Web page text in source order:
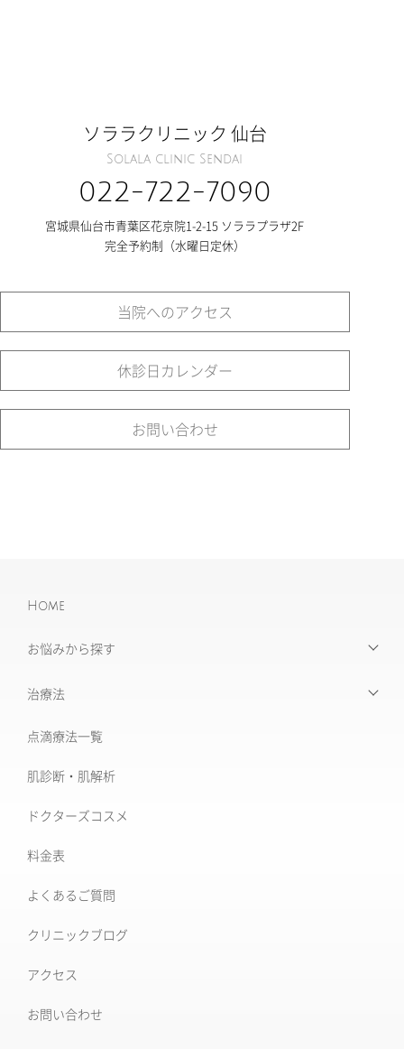
ソララクリニック 仙台
Solala clinic Sendai
022-722-7090
宮城県仙台市青葉区花京院1-2-15 ソララプラザ2F
完全予約制（水曜日定休）
当院へのアクセス
休診日カレンダー
お問い合わせ
Home
お悩みから探す
【お悩みから探す】INDEX
たるみ治療
美肌治療・肌育
シミ取り治療
ニキビ治療専門外来
治療法
治療機器・設備一覧
フォトナ6D/4D
ソフウェーブ
XERF (ザーフ)
ワンダーフェイスプロ
ルビーフラクショナル
肝斑改善集中プラン
HARG＋療法
点滴療法一覧
肌診断・肌解析
ドクターズコスメ
料金表
よくあるご質問
クリニックブログ
アクセス
お問い合わせ